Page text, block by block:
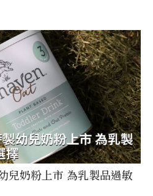
兒奶粉上市 為乳製品過敏